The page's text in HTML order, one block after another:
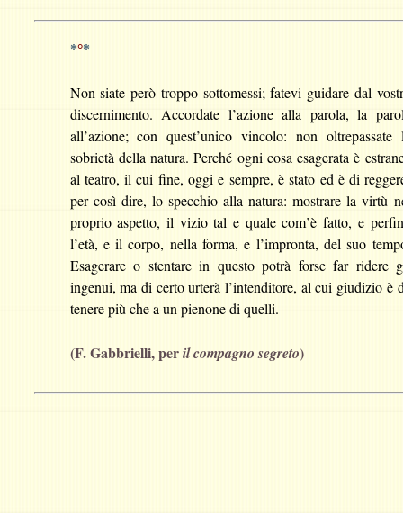
*°*
Non siate però troppo sottomessi; fatevi guidare dal
discernimento. Accordate l’azione alla parola, la
all’azione; con quest’unico vincolo: non oltrepassate
sobrietà della natura. Perché ogni cosa esagerata è
al teatro, il cui fine, oggi e sempre, è stato ed è di
per così dire, lo specchio alla natura: mostrare la virtù
proprio aspetto, il vizio tal e quale com’è fatto, e
l’età, e il corpo, nella forma, e l’impronta, del suo
Esagerare o stentare in questo potrà forse far ridere
ingenui, ma di certo urterà l’intenditore, al cui giudizio è
tenere più che a un pienone di quelli.
(F. Gabbrielli, peril compagno segreto)